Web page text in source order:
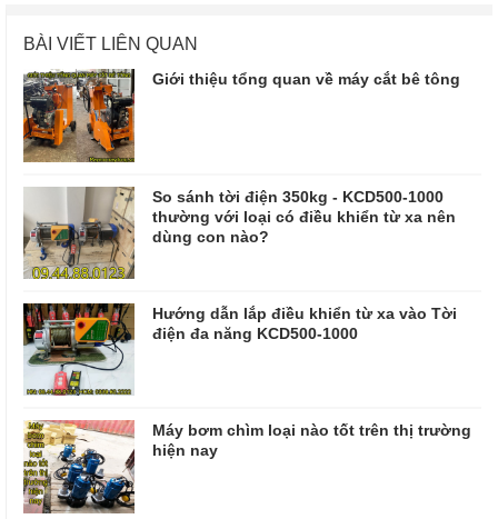
BÀI VIẾT LIÊN QUAN
Giới thiệu tổng quan về máy cắt bê tông
So sánh tời điện 350kg - KCD500-1000
thường với loại có điều khiển từ xa nên
dùng con nào?
Hướng dẫn lắp điều khiển từ xa vào Tời
điện đa năng KCD500-1000
Máy bơm chìm loại nào tốt trên thị trường
hiện nay